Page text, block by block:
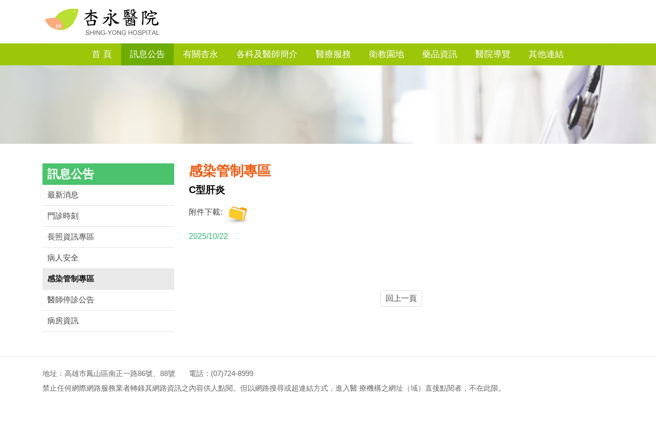
首 頁 訊息公告 有關杏永 各科及醫師簡介 醫療服務 衛教園地 藥品資訊 醫院導覽 其他連結
訊息公告
最新消息
門診時刻
長照資訊專區
病人安全
感染管制專區
醫師停診公告
病房資訊
感染管制專區
C型肝炎
附件下載:
2025/10/22
回上一頁
地址：高雄市鳳山區南正一路86號、88號 電話：(07)724-8999
禁止任何網際網路服務業者轉錄其網路資訊之內容供人點閱。但以網路搜尋或超連結方式，進入醫 療機構之網址（域）直接點閱者，不在此限。